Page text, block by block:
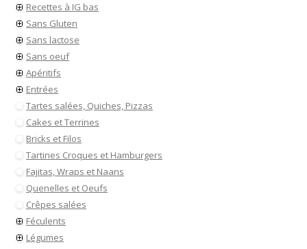
Recettes à IG bas
Sans Gluten
Sans lactose
Sans oeuf
Apéritifs
Entrées
Tartes salées, Quiches, Pizzas
Cakes et Terrines
Bricks et Filos
Tartines Croques et Hamburgers
Fajitas, Wraps et Naans
Quenelles et Oeufs
Crêpes salées
Féculents
Légumes